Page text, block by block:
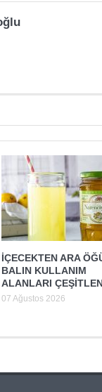
İÇECEKTEN ARA
BALIN KULLANIM
ALANLARI
07 Ağustos 2026